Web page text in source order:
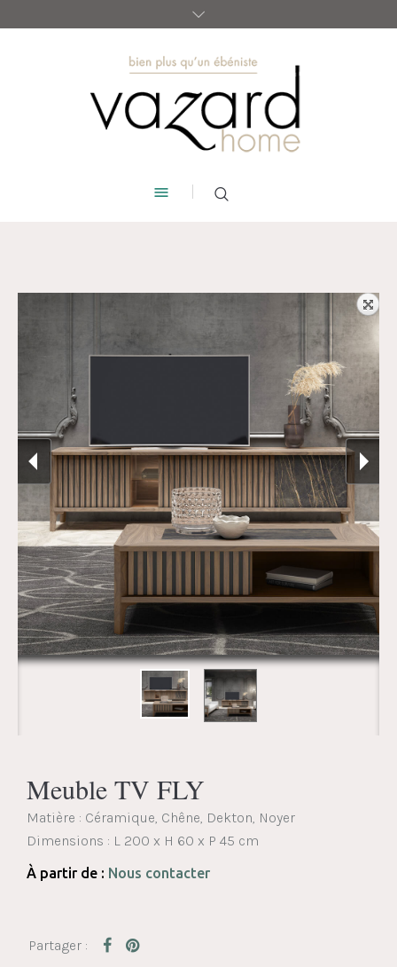
Meuble TV FLY
Matière : Céramique, Chêne, Dekton, Noyer
Dimensions : L 200 x H 60 x P 45 cm
À partir de : Nous contacter